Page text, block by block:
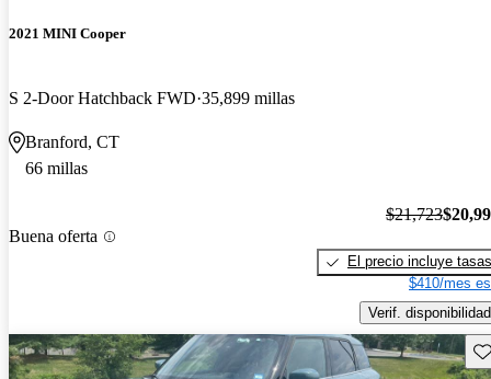
2021 MINI Cooper
S 2-Door Hatchback FWD 35,899 millas
Branford, CT
66 millas
Buena oferta
$21,723
El precio incluye tasas
$410/mes
Verif. disponibilidad